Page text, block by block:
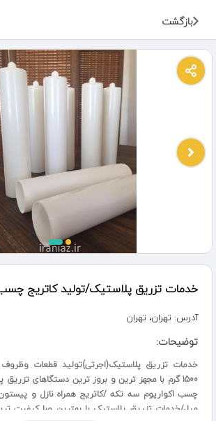
بازگشت
خدمات تزریق پلاستیک/تولید کاتریج چسب
آدرس: تهران، تهران
توضیحات:
1500 گرم با مجهز ترین و بروز ترین دستگاهای
میل/خدمات تزریق پلاستیک با بهترین وبا کیفیت